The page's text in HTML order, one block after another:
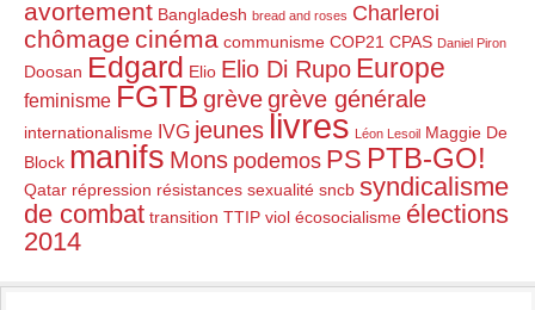
avortement Bangladesh bread and roses Charleroi
chômage cinéma communisme COP21 CPAS Daniel Piron
Doosan Edgard Elio Elio Di Rupo Europe
feminisme FGTB grèvegrève générale
internationalisme IVG jeunes livres Léon Lesoil Maggie De
Block manifs Mons podemos PS PTB-GO!
Qatar répression résistances sexualité sncb syndicalisme
de combat transition TTIP viol écosocialisme élections
2014